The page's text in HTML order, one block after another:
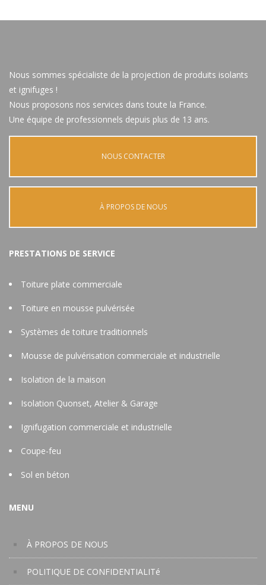
Nous sommes spécialiste de la projection de produits isolants
et ignifuges !
Nous proposons nos services dans toute la France.
Une équipe de professionnels depuis plus de 13 ans.
NOUS CONTACTER
À PROPOS DE NOUS
PRESTATIONS DE SERVICE
Toiture plate commerciale
Toiture en mousse pulvérisée
Systèmes de toiture traditionnels
Mousse de pulvérisation commerciale et industrielle
Isolation de la maison
Isolation Quonset, Atelier & Garage
Ignifugation commerciale et industrielle
Coupe-feu
Sol en béton
MENU
À PROPOS DE NOUS
POLITIQUE DE CONFIDENTIALITé